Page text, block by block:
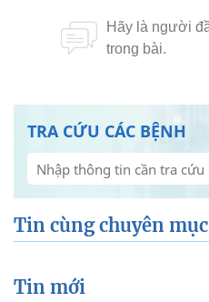
TRA CỨU CÁC BỆNH
Tin cùng chuyên mục
Tin mới